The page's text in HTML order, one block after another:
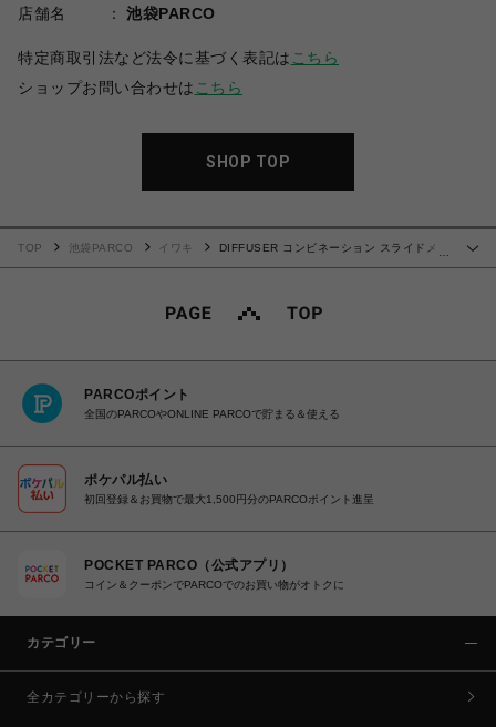
店舗名
池袋PARCO
特定商取引法など法令に基づく表記は こちら
ショップお問い合わせは こちら
SHOP TOP
…
TOP 池袋PARCO イワキ
DIFFUSER コンビネーション スライドメタ
PARCOポイント
全国のPARCOやONLINE PARCOで貯まる＆使える
ポケパル払い
初回登録＆お買物で最大1,500円分のPARCOポイント進呈
POCKET PARCO（公式アプリ）
コイン＆クーポンでPARCOでのお買い物がオトクに
カテゴリー
全カテゴリーから探す